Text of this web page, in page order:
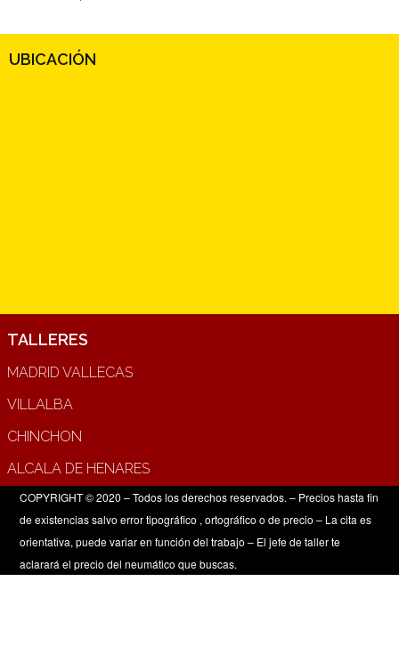
UBICACIÓN
TALLERES
MADRID VALLECAS
VILLALBA
CHINCHON
ALCALA DE HENARES
COPYRIGHT © 2020 – Todos los derechos reservados. – Precios hasta fin
de existencias salvo error tipográfico , ortográfico o de precio – La cita es
orientativa, puede variar en función del trabajo – El jefe de taller te
aclarará el precio del neumático que buscas.